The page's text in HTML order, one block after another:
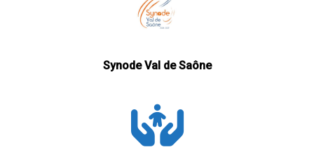
Synode Val de Saône